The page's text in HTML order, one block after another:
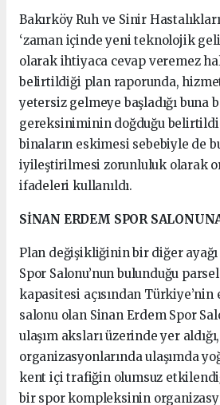
Bakırköy Ruh ve Sinir
‘zaman içinde yeni teknolojik
olarak ihtiyaca cevap veremez
belirtildiği plan raporunda,
yetersiz gelmeye başladığı buna
gereksiniminin doğduğu
binaların eskimesi sebebiyle de
iyileştirilmesi zorunluluk olarak
ifadeleri kullanıldı.
SİNAN ERDEM SPOR
Plan değişikliğinin bir diğer
Spor Salonu’nun bulunduğu
kapasitesi açısından Türkiye’nin
salonu olan Sinan Erdem Spor
ulaşım aksları üzerinde yer
organizasyonlarında ulaşımda
kent içi trafiğin olumsuz
bir spor kompleksinin